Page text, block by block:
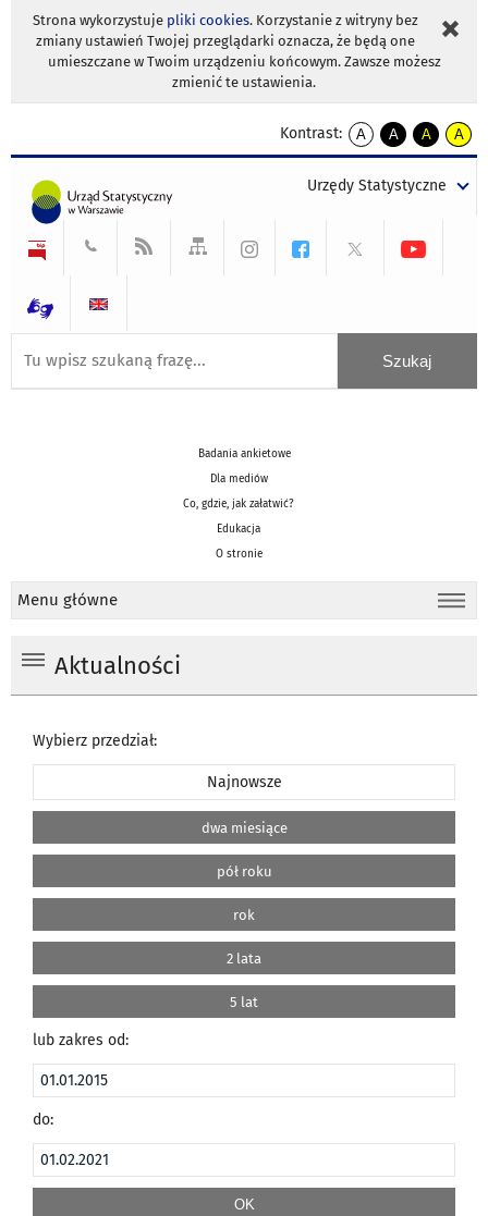
Strona wykorzystuje pliki cookies. Korzystanie z witryny bez
zmiany ustawień Twojej przeglądarki oznacza, że będą one
umieszczane w Twoim urządzeniu końcowym. Zawsze możesz
zmienić te ustawienia.
Kontrast:
A
kontrast
A
kontrast
tekst
czarnym
A
kontrast
tekst
czarnym
A
tekst
żółtym
Urzędy Statystyczne
Badania ankietowe
Dla mediów
Co, gdzie, jak załatwić?
Edukacja
O stronie
Menu główne
Aktualności
Wybierz przedział:
Najnowsze
dwa miesiące
pół roku
rok
2 lata
5 lat
lub zakres od:
do: